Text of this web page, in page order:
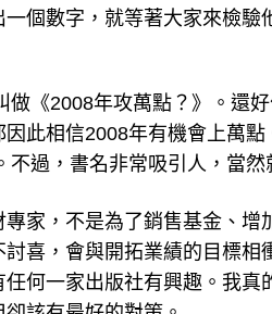
個數字，就等著大家來檢驗
做《2008年攻萬點？》。還
此相信2008年有機會上萬
不過，書名非常吸引人，當
家，不是為了銷售基金、
討喜，會與開拓業績的目標
何一家出版社有興趣。我